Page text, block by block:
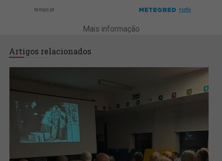
Mais informação
Artigos relacionados